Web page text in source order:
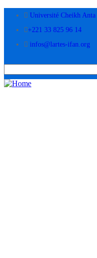
main
Université Cheikh
+221 33 825 96 14
infos@lartes-ifan.org